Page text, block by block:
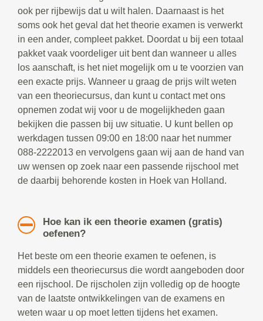
ook per rijbewijs dat u wilt halen. Daarnaast is het
soms ook het geval dat het theorie examen is verwerkt
in een ander, compleet pakket. Doordat u bij een totaal
pakket vaak voordeliger uit bent dan wanneer u alles
los aanschaft, is het niet mogelijk om u te voorzien van
een exacte prijs. Wanneer u graag de prijs wilt weten
van een theoriecursus, dan kunt u contact met ons
opnemen zodat wij voor u de mogelijkheden gaan
bekijken die passen bij uw situatie. U kunt bellen op
werkdagen tussen 09:00 en 18:00 naar het nummer
088-2222013 en vervolgens gaan wij aan de hand van
uw wensen op zoek naar een passende rijschool met
de daarbij behorende kosten in Hoek van Holland.
Hoe kan ik een theorie examen (gratis)
oefenen?
Het beste om een theorie examen te oefenen, is
middels een theoriecursus die wordt aangeboden door
een rijschool. De rijscholen zijn volledig op de hoogte
van de laatste ontwikkelingen van de examens en
weten waar u op moet letten tijdens het examen.